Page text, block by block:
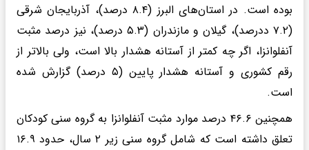
بوده است. در استان‌های البرز (۸.۴ درصد)، آذربایجان شرقی
(۷.۲ ددرصد)، گیلان و مازندران (۵.۳ درصد)، نیز درصد مثبت
آنفلوانزا، اگر چه کمتر از آستانه هشدار بالا است، ولی بالاتر از
رقم کشوری و آستانه هشدار پایین (۵ درصد) گزارش شده
است.
همچنین ۴۶.۶ درصد موارد مثبت آنفلوانزا به گروه سنی کودکان
تعلق داشته است که شامل گروه سنی زیر ۲ سال، حدود ۱۶.۹